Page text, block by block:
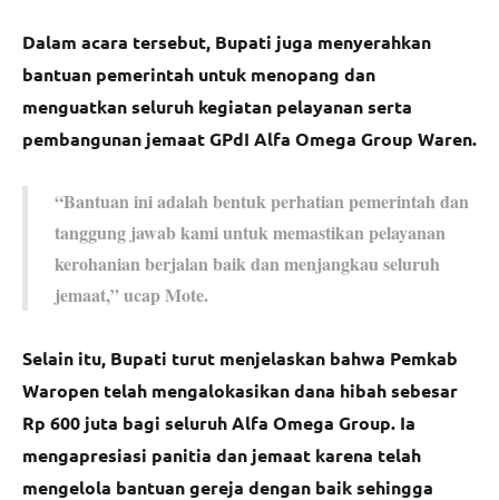
Dalam acara tersebut, Bupati juga menyerahkan
bantuan pemerintah untuk menopang dan
menguatkan seluruh kegiatan pelayanan serta
pembangunan jemaat GPdI Alfa Omega Group Waren.
“Bantuan ini adalah bentuk perhatian pemerintah dan
tanggung jawab kami untuk memastikan pelayanan
kerohanian berjalan baik dan menjangkau seluruh
jemaat,” ucap Mote.
Selain itu, Bupati turut menjelaskan bahwa Pemkab
Waropen telah mengalokasikan dana hibah sebesar
Rp 600 juta bagi seluruh Alfa Omega Group. Ia
mengapresiasi panitia dan jemaat karena telah
mengelola bantuan gereja dengan baik sehingga